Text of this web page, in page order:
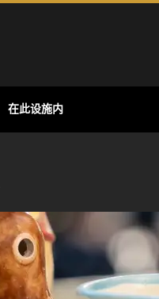
在此设施内